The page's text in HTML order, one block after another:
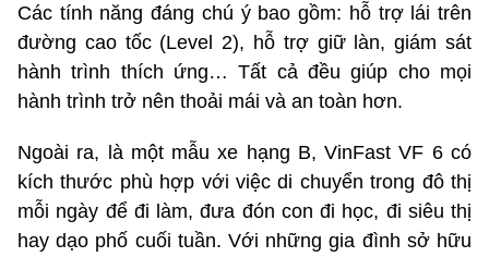
Các tính năng đáng chú ý bao gồm: hỗ trợ lái trên
đường cao tốc (Level 2), hỗ trợ giữ làn, giám sát
hành trình thích ứng… Tất cả đều giúp cho mọi
hành trình trở nên thoải mái và an toàn hơn.
Ngoài ra, là một mẫu xe hạng B, VinFast VF 6 có
kích thước phù hợp với việc di chuyển trong đô thị
mỗi ngày để đi làm, đưa đón con đi học, đi siêu thị
hay dạo phố cuối tuần. Với những gia đình sở hữu